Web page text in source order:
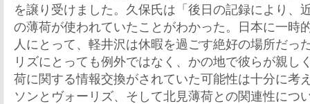
を譲り受けました。久保氏は「後日の記録により、
の薄荷が使われていたことがわかった。日本に一時
人にとって、軽井沢は休暇を過ごす絶好の場所だっ
リズにとっても例外ではなく、かの地で彼らが親し
荷に関する情報交換がされていた可能性は十分に考
ソンとヴォーリズ、そして北見薄荷との関連性につ